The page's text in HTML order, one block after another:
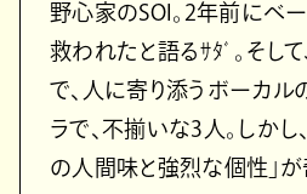
野心家のSOI。2年前にベ
救われたと語るｻﾀﾞ。そし
で、人に寄り添うボーカル
ラで、不揃いな3人。しかし
の人間味と強烈な個性」